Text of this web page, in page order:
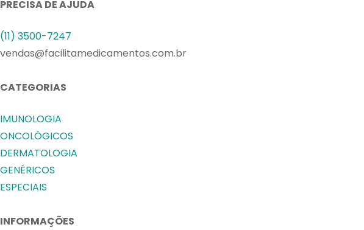
PRECISA DE AJUDA
(11) 3500-7247
vendas@facilitamedicamentos.com.br
CATEGORIAS
IMUNOLOGIA
ONCOLÓGICOS
DERMATOLOGIA
GENÉRICOS
ESPECIAIS
INFORMAÇÕES